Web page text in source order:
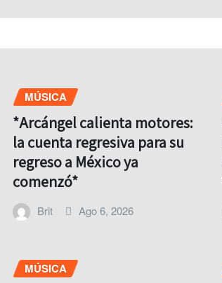
MÚSICA
*Arcángel calienta motores:
la cuenta regresiva para su
regreso a México ya
comenzó*
Brit Ago 6, 2026
MÚSICA